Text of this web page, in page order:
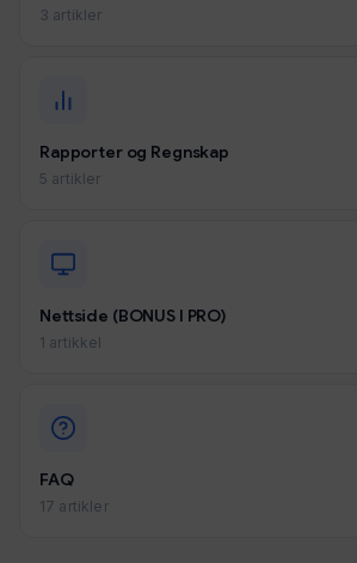
3 artikler
Rapporter og Regnskap
5 artikler
Nettside (BONUS I PRO)
1 artikkel
FAQ
17 artikler